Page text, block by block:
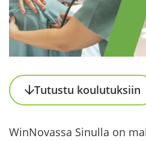
Tu­tus­tu kou­lu­tuk­siin
WinNovassa Si­nul­la on